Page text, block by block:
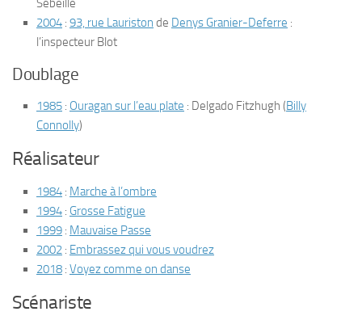
Sébeille
2004 : 93, rue Lauriston de Denys Granier-Deferre :
l’inspecteur Blot
Doublage
1985 : Ouragan sur l’eau plate : Delgado Fitzhugh (Billy
Connolly)
Réalisateur
1984 : Marche à l’ombre
1994 : Grosse Fatigue
1999 : Mauvaise Passe
2002 : Embrassez qui vous voudrez
2018 : Voyez comme on danse
Scénariste